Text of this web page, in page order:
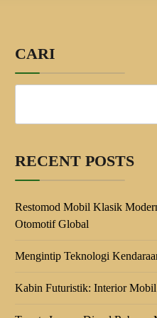
CARI
RECENT POSTS
Restomod Mobil Klasik
Otomotif Global
Mengintip Teknologi
Kabin Futuristik: Interior